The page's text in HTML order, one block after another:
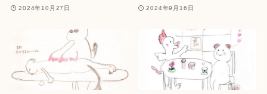
2024年10月27日 2024年9月16日